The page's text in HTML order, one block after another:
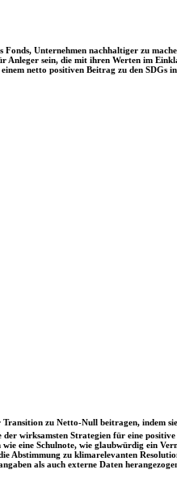
Unternehmen nachhaltiger zu
sein, die mit ihren Werten im
netto positiven Beitrag zu den
zu Netto-Null beitragen, indem
der wirksamsten Strategien für eine
eine Schulnote, wie glaubwürdig ein
Abstimmung zu klimarelevanten
als auch externe Daten